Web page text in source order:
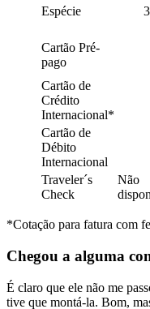
Espécie
Cartão Pré-
pago
Cartão de
Crédito
Internacional*
Cartão de
Débito
Internacional
Traveler´s
Check
Não
*Cotação para fatura com
Chegou a alguma
É claro que ele não me
tive que montá-la. Bom,